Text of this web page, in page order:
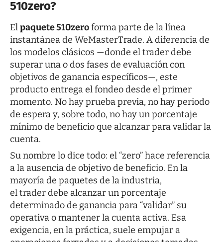
510zero?
Elpaquete 510zeroforma parte de la línea
instantánea de WeMasterTrade. A diferencia de
los modelos clásicos —donde el trader debe
superar una o dos fases de evaluación con
objetivos de ganancia específicos—, este
producto entrega el fondeo desde el primer
momento. No hay prueba previa, no hay periodo
de espera y, sobre todo, no hay un porcentaje
mínimo de beneficio que alcanzar para validar la
cuenta.
Su nombre lo dice todo: el “zero” hace referencia
a la ausencia de objetivo de beneficio. En la
mayoría de paquetes de la industria,
el trader debe alcanzar un porcentaje
determinado de ganancia para “validar” su
operativa o mantener la cuenta activa. Esa
exigencia, en la práctica, suele empujar a